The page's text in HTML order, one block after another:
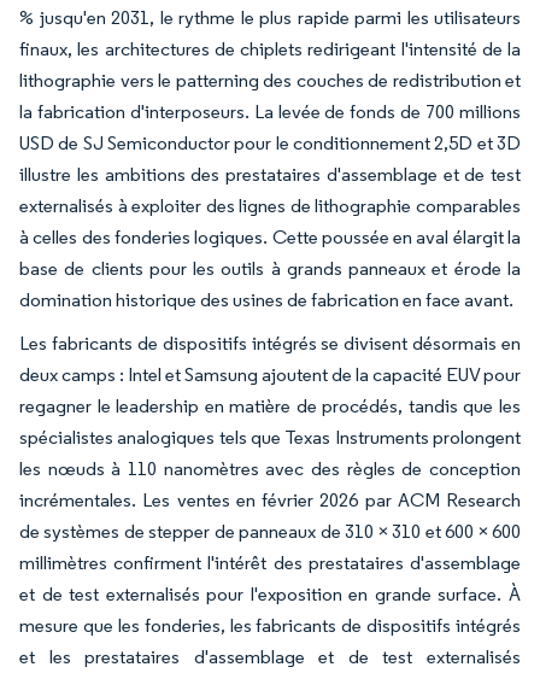
% jusqu'en 2031, le rythme le plus rapide parmi les utilisateurs
finaux, les architectures de chiplets redirigeant l'intensité de la
lithographie vers le patterning des couches de redistribution et
la fabrication d'interposeurs. La levée de fonds de 700 millions
USD de SJ Semiconductor pour le conditionnement 2,5D et 3D
illustre les ambitions des prestataires d'assemblage et de test
externalisés à exploiter des lignes de lithographie comparables
à celles des fonderies logiques. Cette poussée en aval élargit la
base de clients pour les outils à grands panneaux et érode la
domination historique des usines de fabrication en face avant.
Les fabricants de dispositifs intégrés se divisent désormais en
deux camps : Intel et Samsung ajoutent de la capacité EUV pour
regagner le leadership en matière de procédés, tandis que les
spécialistes analogiques tels que Texas Instruments prolongent
les nœuds à 110 nanomètres avec des règles de conception
incrémentales. Les ventes en février 2026 par ACM Research
de systèmes de stepper de panneaux de 310 × 310 et 600 × 600
millimètres confirment l'intérêt des prestataires d'assemblage
et de test externalisés pour l'exposition en grande surface. À
mesure que les fonderies, les fabricants de dispositifs intégrés
et les prestataires d'assemblage et de test externalisés